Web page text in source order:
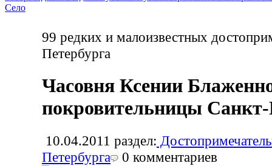
Село
99 редких и малоизвестных
Петербурга
Часовня Ксении
покровительницы Санкт-
10.04.2011 раздел:
Петербурга
0 комментариев